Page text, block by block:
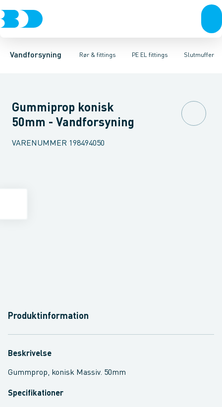
Vandforsyning Rør & fittings
Rør & fittingsKoblinger & anboringerMuffer, klemmer &
PE EL fittings
PE rørPE EL fittingsPE fittings Duktiljern fittings Slutmuffer
VinklerT-stykker SvejsemufferReduktionerAnboringssadler-
Gummiprop konisk
50mm - Vandforsyning
VARENUMMER 198494050
Produktinformation
Beskrivelse
Gummprop, konisk Massiv. 50mm
Specifikationer